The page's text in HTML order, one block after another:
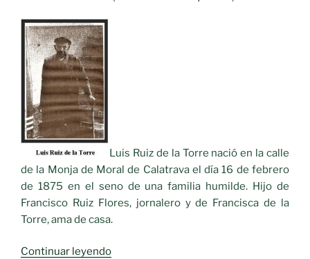
Luis Ruiz de la Torre nació en la calle
de la Monja de Moral de Calatrava el día 16 de febrero
de 1875 en el seno de una familia humilde. Hijo de
Francisco Ruiz Flores, jornalero y de Francisca de la
Torre, ama de casa.
Continuar leyendo«Personajes